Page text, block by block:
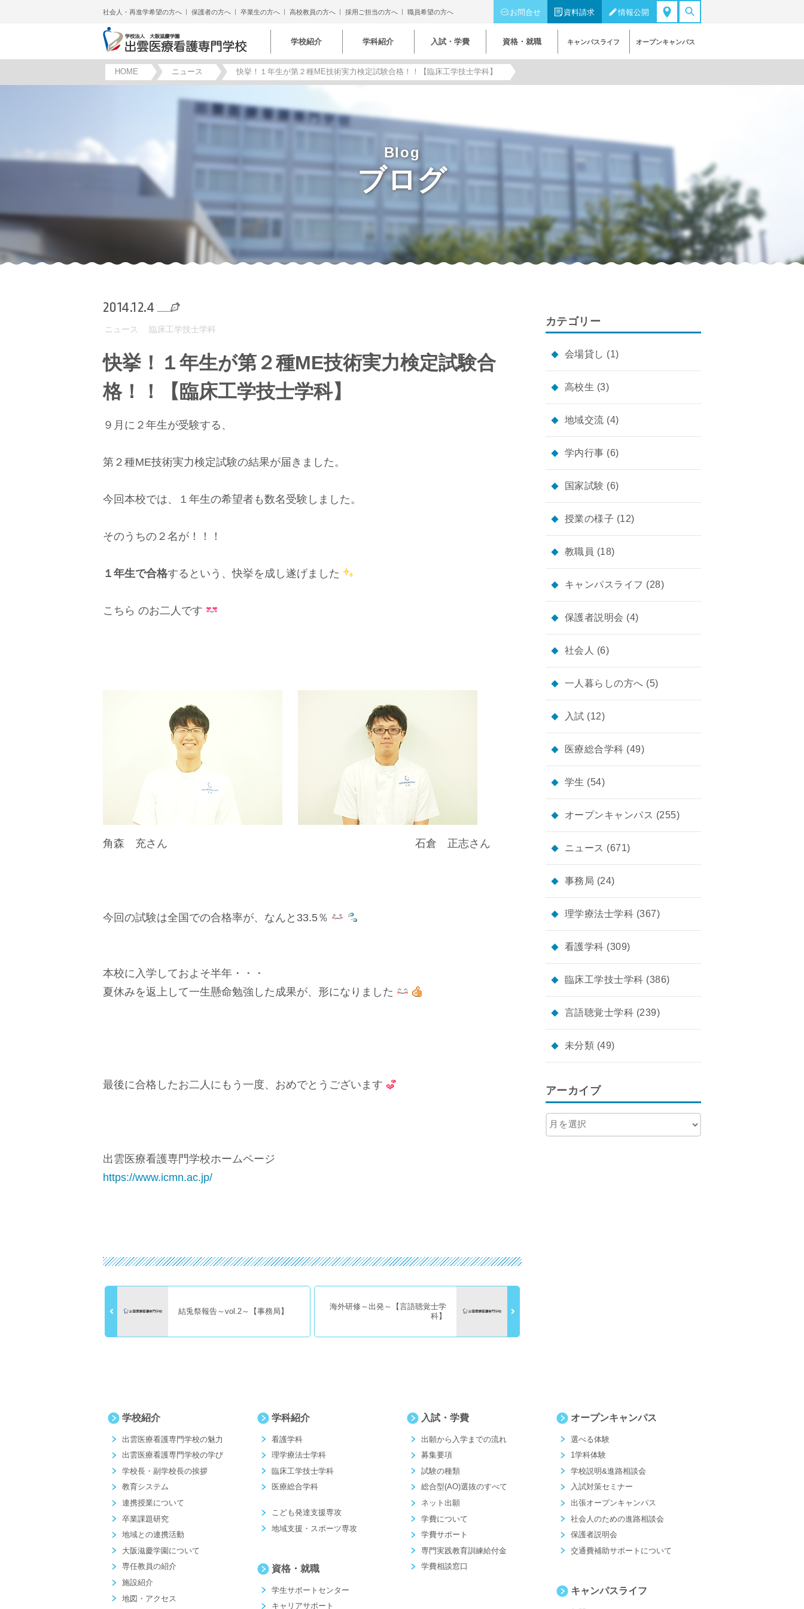
社会人・再進学希望の方へ 保護者の方へ 卒業生の方へ 高校教員の方へ 採用ご担当の方へ 職員希望の方へ お問合せ 資料請求 情報公開
学校紹介 学科紹介 入試・学費 資格・就職 キャンパスライフ オープンキャンパス
HOME ニュース 快挙！１年生が第２種ME技術実力検定試験合格！！【臨床工学技士学科】
Blog
ブログ
2014.12.4
ニュース 臨床工学技士学科
快挙！１年生が第２種ME技術実力検定試験合
格！！【臨床工学技士学科】
９月に２年生が受験する、
第２種ME技術実力検定試験の結果が届きました。
今回本校では、１年生の希望者も数名受験しました。
そのうちの２名が！！！
１年生で合格するという、快挙を成し遂げました
こちら のお二人です
角森 充さん 石倉 正志さん
今回の試験は全国での合格率が、なんと33.5％
本校に入学しておよそ半年・・・
夏休みを返上して一生懸命勉強した成果が、形になりました
最後に合格したお二人にもう一度、おめでとうございます
出雲医療看護専門学校ホームページ
https://www.icmn.ac.jp/
結兎祭報告～vol.2～【事務局】
海外研修～出発～【言語聴覚士学
科】
カテゴリー
会場貸し (1)
高校生 (3)
地域交流 (4)
学内行事 (6)
国家試験 (6)
授業の様子 (12)
教職員 (18)
キャンパスライフ (28)
保護者説明会 (4)
社会人 (6)
一人暮らしの方へ (5)
入試 (12)
医療総合学科 (49)
学生 (54)
オープンキャンパス (255)
ニュース (671)
事務局 (24)
理学療法士学科 (367)
看護学科 (309)
臨床工学技士学科 (386)
言語聴覚士学科 (239)
未分類 (49)
アーカイブ
学校紹介
出雲医療看護専門学校の魅力
出雲医療看護専門学校の学び
学校長・副学校長の挨拶
教育システム
連携授業について
卒業課題研究
地域との連携活動
大阪滋慶学園について
専任教員の紹介
施設紹介
地図・アクセス
学科紹介
看護学科
理学療法士学科
臨床工学技士学科
医療総合学科
こども発達支援専攻
地域支援・スポーツ専攻
資格・就職
学生サポートセンター
キャリアサポート
入試・学費
出願から入学までの流れ
募集要項
試験の種類
総合型(AO)選抜のすべて
ネット出願
学費について
学費サポート
専門実践教育訓練給付金
学費相談窓口
オープンキャンパス
選べる体験
1学科体験
学校説明&進路相談会
入試対策セミナー
出張オープンキャンパス
社会人のための進路相談会
保護者説明会
交通費補助サポートについて
キャンパスライフ